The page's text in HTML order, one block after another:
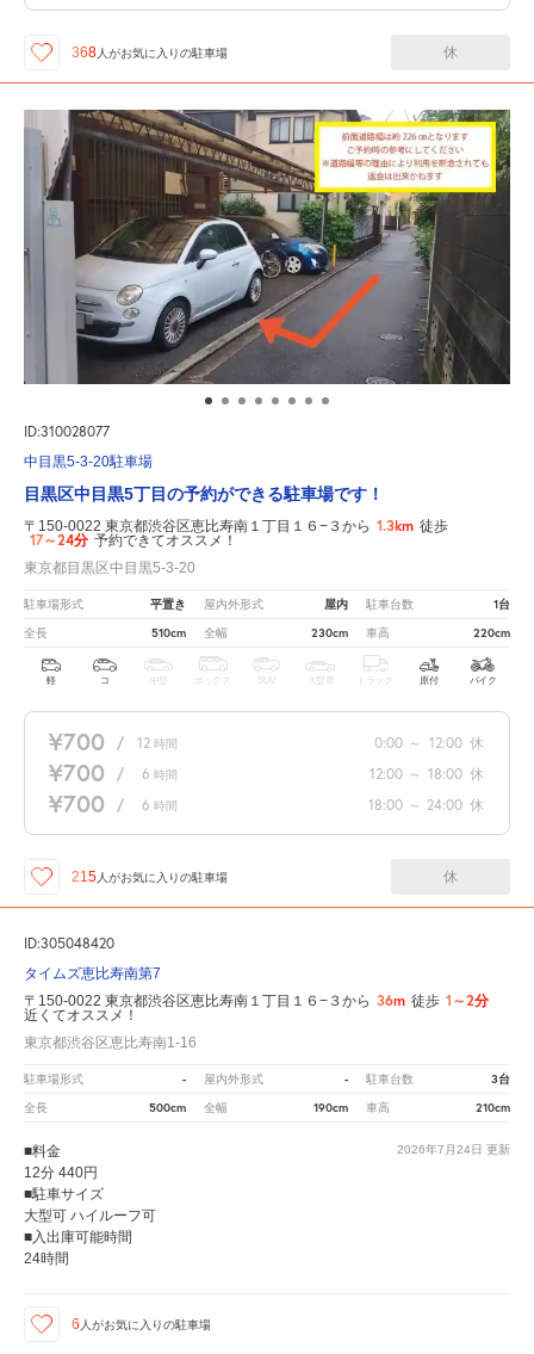
368人がお気に入りの駐車場 休
ID:310028077
中目黒5-3-20駐車場
目黒区中目黒5丁目の予約ができる駐車場です！
〒150-0022 東京都渋谷区恵比寿南１丁目１６−３から 1.3km 徒歩
17～24分 予約できてオススメ！
東京都目黒区中目黒5-3-20
駐車場形式 平置き 屋内外形式 屋内 駐車台数 1台
全長 510cm 全幅 230cm 車高 220cm
軽 コ 中型 ボックス SUV 大型車 トラック 原付 バイク
¥700 / 12 時間 0:00 ～ 12:00 休
¥700 / 6 時間 12:00 ～ 18:00 休
¥700 / 6 時間 18:00 ～ 24:00 休
215人がお気に入りの駐車場 休
ID:305048420
タイムズ恵比寿南第7
〒150-0022 東京都渋谷区恵比寿南１丁目１６−３から 36m 徒歩 1～2分
近くてオススメ！
東京都渋谷区恵比寿南1-16
駐車場形式 - 屋内外形式 - 駐車台数 3台
全長 500cm 全幅 190cm 車高 210cm
2026年7月24日 更新
■料金
12分 440円
■駐車サイズ
大型可 ハイルーフ可
■入出庫可能時間
24時間
6 人がお気に入りの駐車場